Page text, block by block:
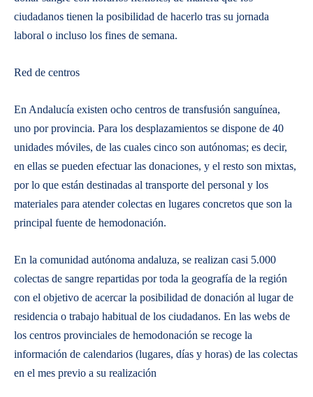
ciudadanos tienen la posibilidad de hacerlo tras su jornada
laboral o incluso los fines de semana.
Red de centros
En Andalucía existen ocho centros de transfusión sanguínea,
uno por provincia. Para los desplazamientos se dispone de 40
unidades móviles, de las cuales cinco son autónomas; es decir,
en ellas se pueden efectuar las donaciones, y el resto son mixtas,
por lo que están destinadas al transporte del personal y los
materiales para atender colectas en lugares concretos que son la
principal fuente de hemodonación.
En la comunidad autónoma andaluza, se realizan casi 5.000
colectas de sangre repartidas por toda la geografía de la región
con el objetivo de acercar la posibilidad de donación al lugar de
residencia o trabajo habitual de los ciudadanos. En las webs de
los centros provinciales de hemodonación se recoge la
información de calendarios (lugares, días y horas) de las colectas
en el mes previo a su realización